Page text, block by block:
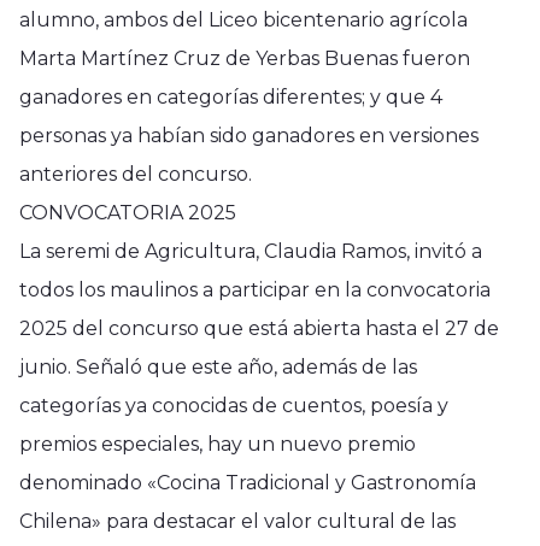
alumno, ambos del Liceo bicentenario agrícola
Marta Martínez Cruz de Yerbas Buenas fueron
ganadores en categorías diferentes; y que 4
personas ya habían sido ganadores en versiones
anteriores del concurso.
CONVOCATORIA 2025
La seremi de Agricultura, Claudia Ramos, invitó a
todos los maulinos a participar en la convocatoria
2025 del concurso que está abierta hasta el 27 de
junio. Señaló que este año, además de las
categorías ya conocidas de cuentos, poesía y
premios especiales, hay un nuevo premio
denominado «Cocina Tradicional y Gastronomía
Chilena» para destacar el valor cultural de las